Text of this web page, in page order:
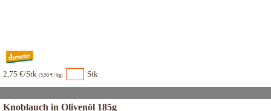
2,75 €/Stk (5,50 € / kg) Stk
Knoblauch in Olivenöl 185g